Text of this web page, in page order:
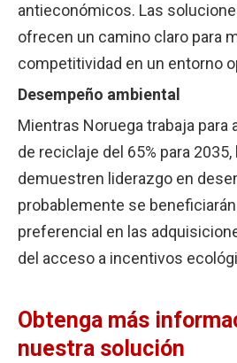
antieconómicos. Las
ofrecen un camino claro para
competitividad en un entorno
Desempeño ambiental
Mientras Noruega trabaja para
de reciclaje del 65% para
demuestren liderazgo en
probablemente se
preferencial en las
del acceso a incentivos
Obtenga más
nuestra solución